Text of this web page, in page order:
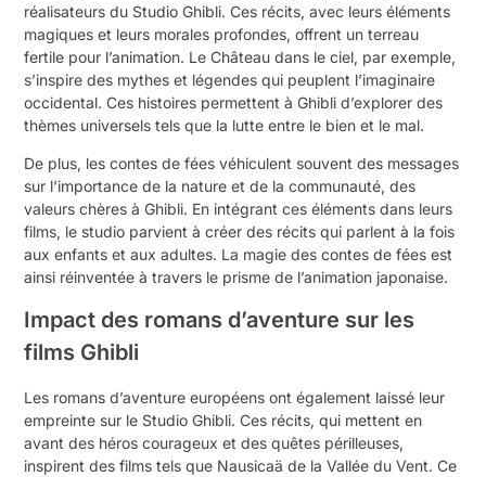
réalisateurs du Studio Ghibli. Ces récits, avec leurs éléments
magiques et leurs morales profondes, offrent un terreau
fertile pour l’animation. Le Château dans le ciel, par exemple,
s’inspire des mythes et légendes qui peuplent l’imaginaire
occidental. Ces histoires permettent à Ghibli d’explorer des
thèmes universels tels que la lutte entre le bien et le mal.
De plus, les contes de fées véhiculent souvent des messages
sur l’importance de la nature et de la communauté, des
valeurs chères à Ghibli. En intégrant ces éléments dans leurs
films, le studio parvient à créer des récits qui parlent à la fois
aux enfants et aux adultes. La magie des contes de fées est
ainsi réinventée à travers le prisme de l’animation japonaise.
Impact des romans d’aventure sur les
films Ghibli
Les romans d’aventure européens ont également laissé leur
empreinte sur le Studio Ghibli. Ces récits, qui mettent en
avant des héros courageux et des quêtes périlleuses,
inspirent des films tels que Nausicaä de la Vallée du Vent. Ce